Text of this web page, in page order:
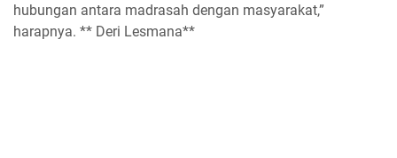
hubungan antara madrasah dengan masyarakat,”
harapnya. ** Deri Lesmana**